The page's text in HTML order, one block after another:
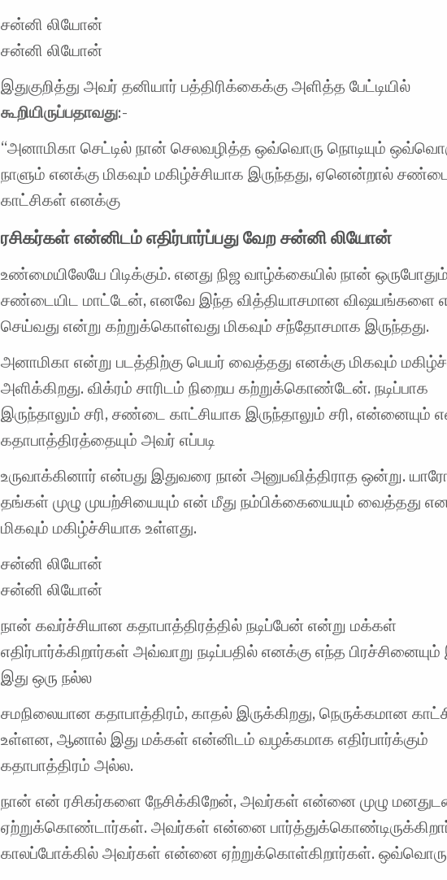
சன்னி லியோன்
சன்னி லியோன்
இதுகுறித்து அவர் தனியார் பத்திரிக்கைக்கு அளித்த பேட்டியில்
கூறியிருப்பதாவது:-
“அனாமிகா செட்டில் நான் செலவழித்த ஒவ்வொரு நொடியும்
நாளும் எனக்கு மிகவும் மகிழ்ச்சியாக இருந்தது, ஏனென்றால்
காட்சிகள் எனக்கு
ரசிகர்கள் என்னிடம் எதிர்பார்ப்பது வேற சன்னி லியோன்
உண்மையிலேயே பிடிக்கும். எனது நிஜ வாழ்க்கையில் நான் ஒருபோதும்
சண்டையிட மாட்டேன், எனவே இந்த வித்தியாசமான விஷயங்களை
செய்வது என்று கற்றுக்கொள்வது மிகவும் சந்தோசமாக இருந்தது.
அனாமிகா என்று படத்திற்கு பெயர் வைத்தது எனக்கு மிகவும்
அளிக்கிறது. விக்ரம் சாரிடம் நிறைய கற்றுக்கொண்டேன். நடிப்பாக
இருந்தாலும் சரி, சண்டை காட்சியாக இருந்தாலும் சரி, என்னையும்
கதாபாத்திரத்தையும் அவர் எப்படி
உருவாக்கினார் என்பது இதுவரை நான் அனுபவித்திராத ஒன்று.
தங்கள் முழு முயற்சியையும் என் மீது நம்பிக்கையையும் வைத்தது
மிகவும் மகிழ்ச்சியாக உள்ளது.
சன்னி லியோன்
சன்னி லியோன்
நான் கவர்ச்சியான கதாபாத்திரத்தில் நடிப்பேன் என்று மக்கள்
எதிர்பார்க்கிறார்கள் அவ்வாறு நடிப்பதில் எனக்கு எந்த
இது ஒரு நல்ல
சமநிலையான கதாபாத்திரம், காதல் இருக்கிறது, நெருக்கமான
உள்ளன, ஆனால் இது மக்கள் என்னிடம் வழக்கமாக எதிர்பார்க்கும்
கதாபாத்திரம் அல்ல.
நான் என் ரசிகர்களை நேசிக்கிறேன், அவர்கள் என்னை முழு
ஏற்றுக்கொண்டார்கள். அவர்கள் என்னை
காலப்போக்கில் அவர்கள் என்னை ஏற்றுக்கொள்கிறார்கள். ஒவ்வொரு